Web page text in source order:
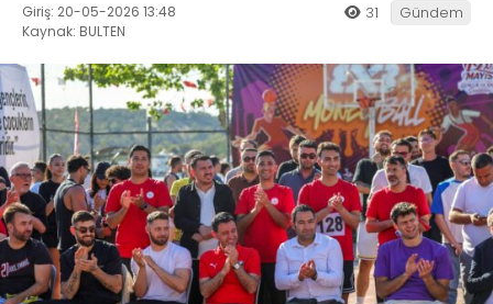
Giriş: 20-05-2026 13:48
Kaynak: BULTEN
31 Gündem